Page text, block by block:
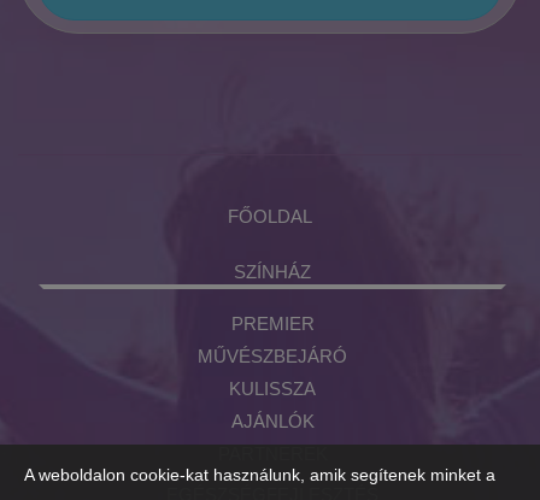
FŐOLDAL
SZÍNHÁZ
PREMIER
MŰVÉSZBEJÁRÓ
KULISSZA
AJÁNLÓK
A weboldalon cookie-kat használunk, amik segítenek minket a